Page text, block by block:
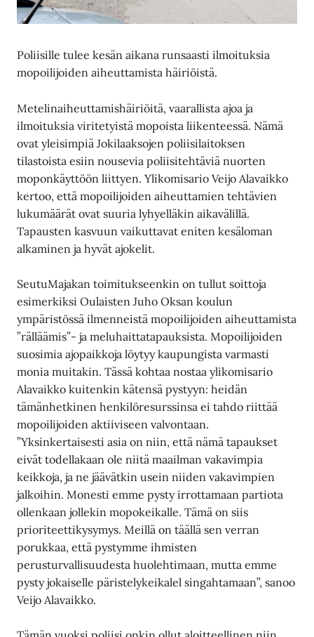
Poliisille tulee kesän aikana runsaasti ilmoituksia
mopoilijoiden aiheuttamista häiriöistä.
Metelinaiheuttamishäiriöitä, vaarallista ajoa ja
ilmoituksia viritetyistä mopoista liikenteessä. Nämä
ovat yleisimpiä Jokilaaksojen poliisilaitoksen
tilastoista esiin nousevia poliisitehtäviä nuorten
moponkäyttöön liittyen. Ylikomisario Veijo Alavaikko
kertoo, että mopoilijoiden aiheuttamien tehtävien
lukumäärät ovat suuria lyhyelläkin aikavälillä.
Tapausten kasvuun vaikuttavat eniten kesäloman
alkaminen ja hyvät ajokelit.
SeutuMajakan toimitukseenkin on tullut soittoja
esimerkiksi Oulaisten Juho Oksan koulun
ympäristössä ilmenneistä mopoilijoiden aiheuttamista
”rälläämis”- ja meluhaittatapauksista. Mopoilijoiden
suosimia ajopaikkoja löytyy kaupungista varmasti
monia muitakin. Tässä kohtaa nostaa ylikomisario
Alavaikko kuitenkin kätensä pystyyn: heidän
tämänhetkinen henkilöresurssinsa ei tahdo riittää
mopoilijoiden aktiiviseen valvontaan.
”Yksinkertaisesti asia on niin, että nämä tapaukset
eivät todellakaan ole niitä maailman vakavimpia
keikkoja, ja ne jäävätkin usein niiden vakavimpien
jalkoihin. Monesti emme pysty irrottamaan partiota
ollenkaan jollekin mopokeikalle. Tämä on siis
prioriteettikysymys. Meillä on täällä sen verran
porukkaa, että pystymme ihmisten
perusturvallisuudesta huolehtimaan, mutta emme
pysty jokaiselle päristelykeikalel singahtamaan”, sanoo
Veijo Alavaikko.